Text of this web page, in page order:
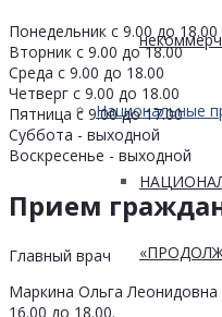
Национальные
Понедельник с 9.00 до 18.00
Вторник с 9.00 до 18.00
Среда с 9.00 до 18.00
Четверг с 9.00 до 18.00
Пятница с 9.00 до 17.00
Суббота - выходной
Воскресенье - выходной
Прием
Главный врач
Маркина Ольга
16.00 до 18.00.